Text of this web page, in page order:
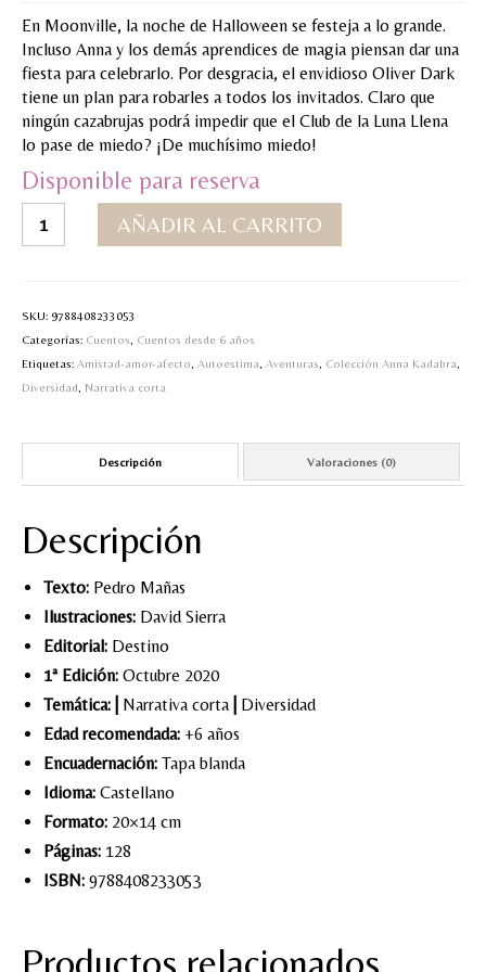
MI CUENTA
Valoraciones y opiniones de TejiendoLEE un
cuento
En Moonville, la noche de Halloween se festeja a lo grande.
Incluso Anna y los demás aprendices de magia piensan dar una
fiesta para celebrarlo. Por desgracia, el envidioso Oliver Dark
tiene un plan para robarles a todos los invitados. Claro que
ningún cazabrujas podrá impedir que el Club de la Luna Llena
lo pase de miedo? ¡De muchísimo miedo!
Disponible para reserva
Kadabra-
medianoche
cantidad
AÑADIR AL CARRITO
SKU: 9788408233053
Categorías: Cuentos
Cuentos desde 6 años
Etiquetas: Amistad-amor-afecto Autoestima Aventuras Colección Anna Kadabra
Diversidad
Narrativa corta
Descripción Valoraciones (0)
Descripción
Texto: Pedro Mañas
Ilustraciones: David Sierra
Editorial: Destino
1ª Edición: Octubre 2020
Temática:
Narrativa corta
Diversidad
Edad recomendada: +6 años
Encuadernación: Tapa blanda
Idioma: Castellano
Formato: 20×14 cm
Páginas: 128
ISBN: 9788408233053
Productos relacionados